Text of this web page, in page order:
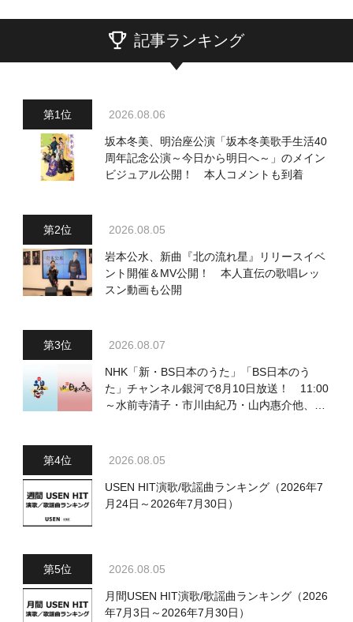
記事ランキング
2026.08.06
坂本冬美、明治座公演「坂本冬美歌手生活40
周年記念公演～今日から明日へ～」のメイン
ビジュアル公開！ 本人コメントも到着
2026.08.05
岩本公水、新曲『北の流れ星』リリースイベ
ント開催＆MV公開！ 本人直伝の歌唱レッ
スン動画も公開
2026.08.07
NHK「新・BS日本のうた」「BS日本のう
た」チャンネル銀河で8月10日放送！ 11:00
～水前寺清子・市川由紀乃・山内惠介他、
2026.08.05
USEN HIT演歌/歌謡曲ランキング（2026年7
月24日～2026年7月30日）
2026.08.05
月間USEN HIT演歌/歌謡曲ランキング（2026
年7月3日～2026年7月30日）